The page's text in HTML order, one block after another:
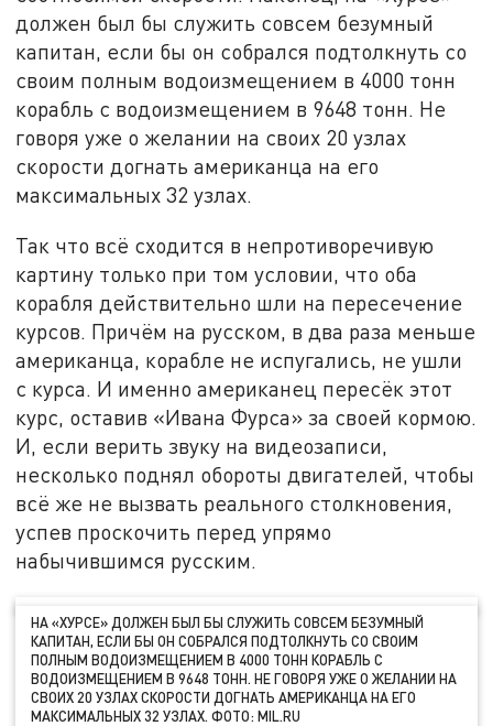
должен был бы служить совсем безумный
капитан, если бы он собрался подтолкнуть со
своим полным водоизмещением в 4000 тонн
корабль с водоизмещением в 9648 тонн. Не
говоря уже о желании на своих 20 узлах
скорости догнать американца на его
максимальных 32 узлах.
Так что всё сходится в непротиворечивую
картину только при том условии, что оба
корабля действительно шли на пересечение
курсов. Причём на русском, в два раза меньше
американца, корабле не испугались, не ушли
с курса. И именно американец пересёк этот
курс, оставив «Ивана Фурса» за своей кормою.
И, если верить звуку на видеозаписи,
несколько поднял обороты двигателей, чтобы
всё же не вызвать реального столкновения,
успев проскочить перед упрямо
набычившимся русским.
НА «ХУРСЕ» ДОЛЖЕН БЫЛ БЫ СЛУЖИТЬ СОВСЕМ БЕЗУМНЫЙ
КАПИТАН, ЕСЛИ БЫ ОН СОБРАЛСЯ ПОДТОЛКНУТЬ СО СВОИМ
ПОЛНЫМ ВОДОИЗМЕЩЕНИЕМ В 4000 ТОНН КОРАБЛЬ С
ВОДОИЗМЕЩЕНИЕМ В 9648 ТОНН. НЕ ГОВОРЯ УЖЕ О ЖЕЛАНИИ НА
СВОИХ 20 УЗЛАХ СКОРОСТИ ДОГНАТЬ АМЕРИКАНЦА НА ЕГО
МАКСИМАЛЬНЫХ 32 УЗЛАХ. ФОТО: MIL.RU